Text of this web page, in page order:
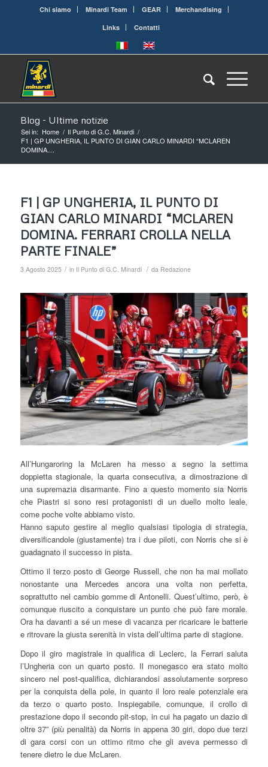
Chi siamo Minardi Team GEAR
Merchandising
Links
Contatti
Blog - Ultime notizie
Sei in: Home / Il Punto di G.C. Minardi /
F1 | GP UNGHERIA, IL PUNTO DI GIAN CARLO MINARDI “MCLAREN
DOMINA....
F1 | GP UNGHERIA, IL PUNTO DI
GIAN CARLO MINARDI “MCLAREN
DOMINA. FERRARI CROLLA NELLA
PARTE FINALE”
3 Agosto 2025 / in Il Punto di G.C. Minardi / da Redazione
All’Hungaroring la McLaren ha messo a segno la settima
doppietta stagionale, la quarta consecutiva, a dimostrazione di
una supremazia disarmante. Fino a questo momento sia Norris
che Piastri si sono resi protagonisti di un duello molto leale,
come poche volte abbiamo visto.
Hanno saputo gestire al meglio qualsiasi tipologia di strategia,
diversificandole (giustamente) tra i due piloti, con Norris che si è
guadagnato il successo in pista.
Ottimo il terzo posto di George Russell, che non ha mai mollato
nonostante una Mercedes ancora una volta non perfetta,
soprattutto nel cambio gomme di Antonelli. Quest’ultimo, però, è
comunque riuscito a conquistare un punto che può fare morale.
Ora ha davanti a sé un mese di vacanza per ricaricare le batterie
e ritrovare la giusta serenità in vista dell’ultima parte di stagione.
Dopo il giro magistrale in qualifica di Leclerc, la Ferrari saluta
l’Ungheria con un quarto posto. Il monegasco era stato molto
sincero nel post-qualifica, dichiarandosi assolutamente sorpreso
per la conquista della pole, in quanto il loro reale potenziale era
da terzo o quarto posto. Inspiegabile, comunque, il crollo di
prestazione dopo il secondo pit-stop, in cui ha pagato un dazio di
oltre 37” (più penalità) da Norris in appena 30 giri, dopo due terzi
di gara corsi con un ottimo ritmo che gli aveva permesso di
tenere dietro le due McLaren.